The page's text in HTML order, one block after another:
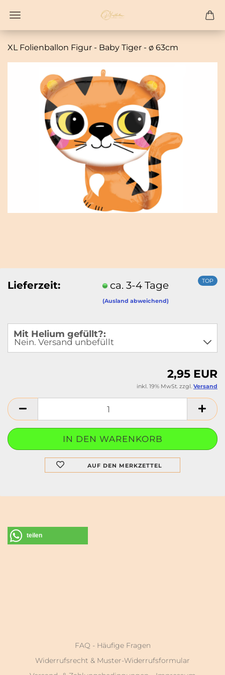
XL Fo­li­en­bal­lon Figur - Baby Tiger - ø 63cm
TOP
Lieferzeit: ca. 3-4 Tage
(Ausland abweichend)
Mit Helium gefüllt?:
2,95 EUR
inkl. 19% MwSt. zzgl. Versand
AUF DEN MERKZETTEL
teilen
FAQ - Häufige Fragen
Widerrufsrecht & Muster-Widerrufsformular